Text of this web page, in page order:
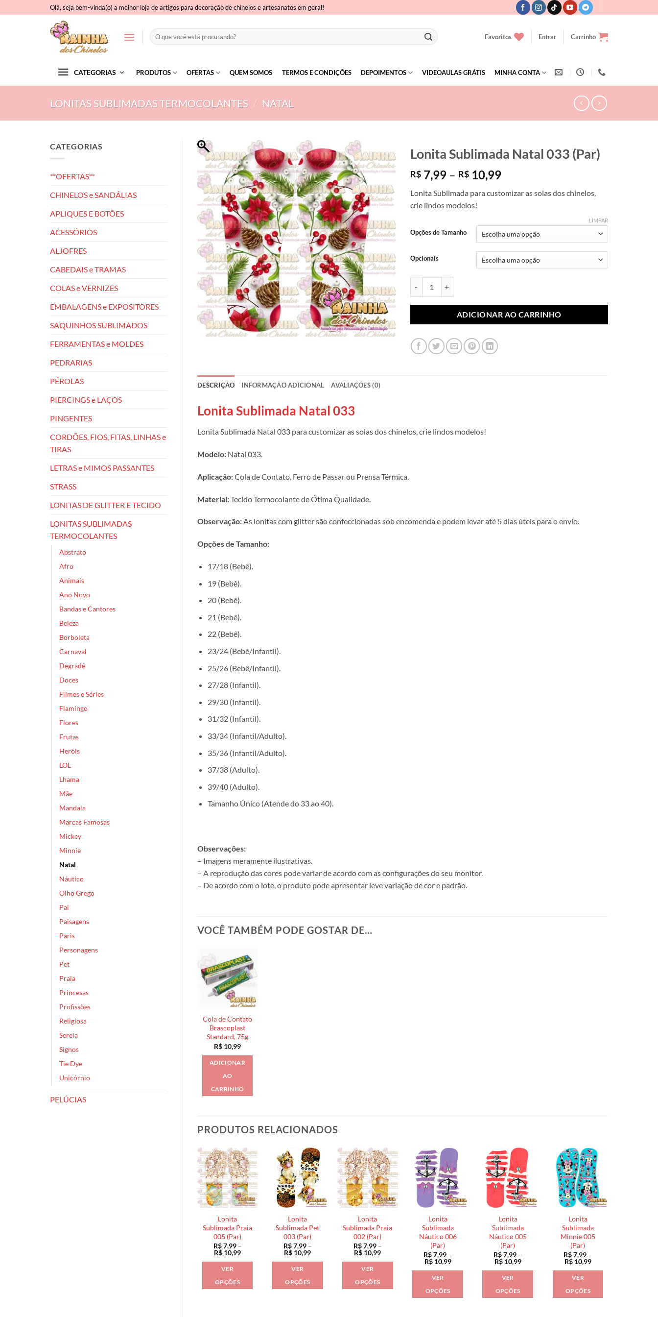
to
Olá, seja bem-vinda(o) a melhor loja de artigos para decoração de chinelos e artesanatos em geral!
Pesquisar
por:
Favoritos Entrar Carrinho
CATEGORIAS PRODUTOS OFERTAS QUEM SOMOS TERMOS E CONDIÇÕES DEPOIMENTOS VIDEOAULAS GRÁTIS MINHA CONTA
LONITAS SUBLIMADAS TERMOCOLANTES / NATAL
CATEGORIAS
**OFERTAS**
CHINELOS e SANDÁLIAS
APLIQUES E BOTÕES
ACESSÓRIOS
ALJOFRES
CABEDAIS e TRAMAS
COLAS e VERNIZES
EMBALAGENS e EXPOSITORES
SAQUINHOS SUBLIMADOS
FERRAMENTAS e MOLDES
PEDRARIAS
PÉROLAS
PIERCINGS e LAÇOS
PINGENTES
CORDÕES, FIOS, FITAS, LINHAS e
TIRAS
LETRAS e MIMOS PASSANTES
STRASS
LONITAS DE GLITTER E TECIDO
LONITAS SUBLIMADAS
TERMOCOLANTES
Abstrato
Afro
Animais
Ano Novo
Bandas e Cantores
Beleza
Borboleta
Carnaval
Degradê
Doces
Filmes e Séries
Flamingo
Flores
Frutas
Heróis
LOL
Lhama
Mãe
Mandala
Marcas Famosas
Mickey
Minnie
Natal
Náutico
Olho Grego
Pai
Paisagens
Paris
Personagens
Pet
Praia
Princesas
Profissões
Religiosa
Sereia
Signos
Tie Dye
Unicórnio
PELÚCIAS
Lonita Sublimada Natal 033 (Par)
R$7,99 – R$10,99Faixa
preço:
R$ 10,99
Lonita Sublimada para customizar as solas dos chinelos,
crie lindos modelos!
Opções de Tamanho
Opcionais
LIMPAR
ADICIONAR AO CARRINHO
DESCRIÇÃO INFORMAÇÃO ADICIONAL AVALIAÇÕES (0)
Lonita Sublimada Natal 033
Lonita Sublimada Natal 033 para customizar as solas dos chinelos, crie lindos modelos!
Modelo: Natal 033.
Aplicação:Cola de Contato, Ferro de Passar ou Prensa Térmica.
Material:Tecido Termocolante de Ótima Qualidade.
Observação:As lonitas com glitter são confeccionadas sob encomenda e podem levar até 5 dias úteis para o envio.
Opções de Tamanho:
17/18 (Bebê).
19 (Bebê).
20 (Bebê).
21 (Bebê).
22 (Bebê).
23/24 (Bebê/Infantil).
25/26 (Bebê/Infantil).
27/28 (Infantil).
29/30 (Infantil).
31/32 (Infantil).
33/34 (Infantil/Adulto).
35/36 (Infantil/Adulto).
37/38 (Adulto).
39/40 (Adulto).
Tamanho Único (Atende do 33 ao 40).
Observações:
– Imagens meramente ilustrativas.
– A reprodução das cores pode variar de acordo com as configurações do seu monitor.
– De acordo com o lote, o produto pode apresentar leve variação de cor e padrão.
VOCÊ TAMBÉM PODE GOSTAR DE…
Cola de Contato
Brascoplast
Standard, 75g
R$ 10,99
ADICIONAR
AO
CARRINHO
PRODUTOS RELACIONADOS
Lonita
Sublimada Praia
005 (Par)
R$7,99 –
R$ 10,99Faixa
VER
OPÇÕES
Lonita
Sublimada Pet
003 (Par)
R$7,99 –
R$ 10,99Faixa
VER
OPÇÕES
Lonita
Sublimada Praia
002 (Par)
R$7,99 –
R$ 10,99Faixa
VER
OPÇÕES
Lonita
Sublimada
Náutico 006
(Par)
R$7,99 –
R$10,99Faixa
VER
OPÇÕES
Lonita
Sublimada
Náutico 005
(Par)
R$7,99 –
R$10,99Faixa
VER
OPÇÕES
Lonita
Sublimada
Minnie 005
(Par)
R$7,99 –
R$10,99Faixa
VER
OPÇÕES